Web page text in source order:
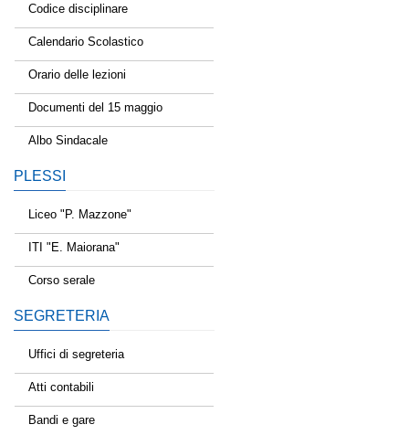
Codice disciplinare
Calendario Scolastico
Orario delle lezioni
Documenti del 15 maggio
Albo Sindacale
PLESSI
Liceo "P. Mazzone"
ITI "E. Maiorana"
Corso serale
SEGRETERIA
Uffici di segreteria
Atti contabili
Bandi e gare